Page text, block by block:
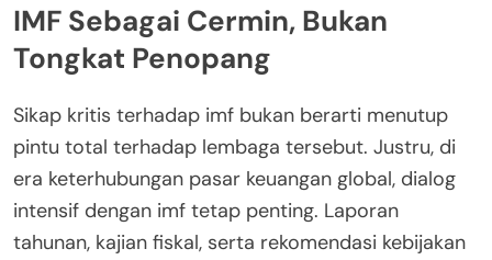
IMF Sebagai Cermin, Bukan
Tongkat Penopang
Sikap kritis terhadap imf bukan berarti menutup
pintu total terhadap lembaga tersebut. Justru, di
era keterhubungan pasar keuangan global, dialog
intensif dengan imf tetap penting. Laporan
tahunan, kajian fiskal, serta rekomendasi kebijakan